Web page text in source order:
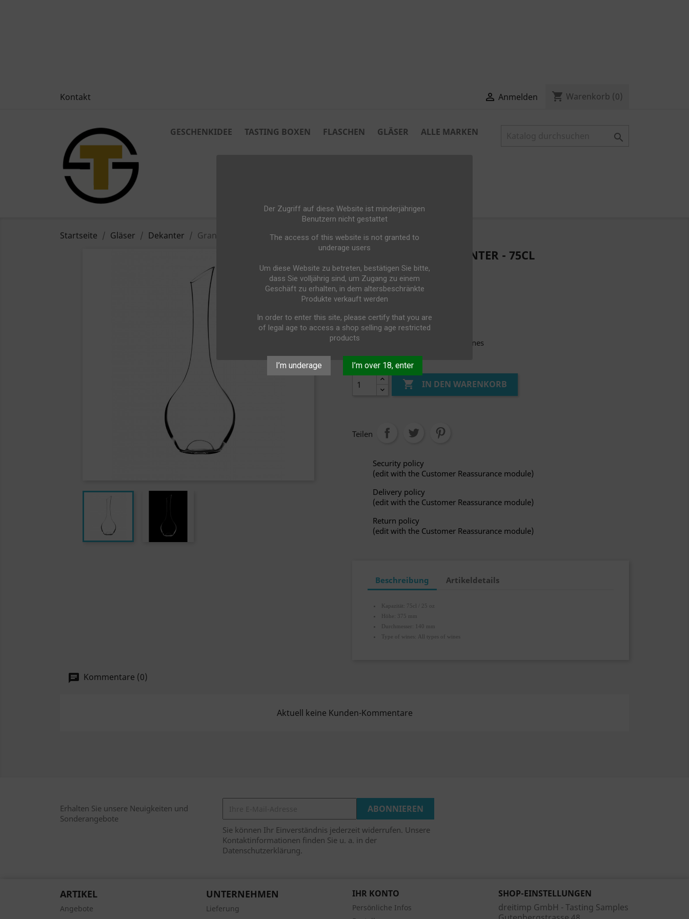
Der Zugriff auf diese Website ist minderjährigen
Benutzern nicht gestattet
The access of this website is not granted to
underage users
Um diese Website zu betreten, bestätigen Sie bitte,
dass Sie volljährig sind, um Zugang zu einem
Geschäft zu erhalten, in dem altersbeschränkte
Produkte verkauft werden
In order to enter this site, please certify that you are
of legal age to access a shop selling age restricted
products
I’m underage I’m over 18, enter
Kontakt  Anmelden shopping_cart Warenkorb (0)
GESCHENKIDEE TASTING BOXEN FLASCHEN GLÄSER ALLE MARKEN 
Startseite Gläser Dekanter Grand Rouge Dekanter - 75cl
GRAND ROUGE DEKANTER - 75CL
75,00 €
Bruttopreis
Kapazität: 75cl / 25 oz
Höhe: 375 mm
Durchmesser: 140 mm
All types of wines
Menge
 IN DEN WARENKORB
Teilen
Security policy
(edit with the Customer Reassurance module)
Delivery policy
(edit with the Customer Reassurance module)
Return policy
(edit with the Customer Reassurance module)
Beschreibung Artikeldetails
Kapazität: 75cl / 25 oz
Höhe: 375 mm
Durchmesser: 140 mm
Type of wines: All types of wines
Kommentare (0)
Aktuell keine Kunden-Kommentare
Erhalten Sie unsere Neuigkeiten und
Sonderangebote
Sie können Ihr Einverständnis jederzeit widerrufen. Unsere
Kontaktinformationen finden Sie u. a. in der
Datenschutzerklärung.
ARTIKEL
Angebote
UNTERNEHMEN
Lieferung
IHR KONTO
Persönliche Infos
SHOP-EINSTELLUNGEN
dreitimp GmbH - Tasting Samples